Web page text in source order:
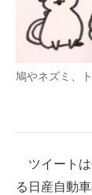
鳩やネズミ、
ツイートは
る日産自動